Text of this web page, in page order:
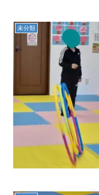
未分類